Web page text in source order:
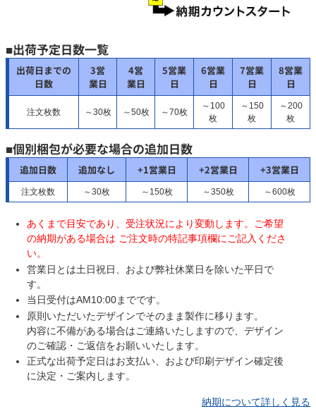
■出荷予定日数一覧
出荷日までの
日数
3営
業日
4営
業日
5営業
日
6営業
日
7営業
日
8営業
日
注文枚数 ～30枚 ～50枚 ～70枚
～100
枚
～150
枚
～200
枚
■個別梱包が必要な場合の追加日数
追加日数 追加なし +1営業日 +2営業日 +3営業日
注文枚数 ～30枚 ～150枚 ～350枚 ～600枚
あくまで目安であり、受注状況により変動します。ご希望
の納期がある場合は ご注文時の特記事項欄にご記入くださ
い。
営業日とは土日祝日、および弊社休業日を除いた平日で
す。
当日受付はAM10:00までです。
原則いただいたデザインでそのまま製作に移ります。
内容に不備がある場合はご連絡いたしますので、デザイン
のご確認・ご返信をお願いいたします。
正式な出荷予定日はお支払い、および印刷デザイン確定後
に決定・ご案内します。
納期について詳しく見る